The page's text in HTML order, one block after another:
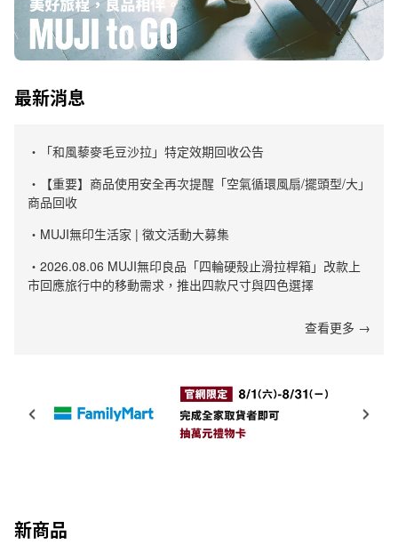
最新消息
・「和風藜麥毛豆沙拉」特定效期回收公告
・【重要】商品使用安全再次提醒「空氣循環風扇/擺頭型/大」
商品回收
・MUJI無印生活家 | 徵文活動大募集
・2026.08.06 MUJI無印良品「四輪硬殼止滑拉桿箱」改款上
市回應旅行中的移動需求，推出四款尺寸與四色選擇
查看更多 →
新商品